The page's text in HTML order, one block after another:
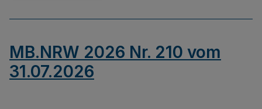
MB.NRW 2026 Nr. 210 vom
31.07.2026